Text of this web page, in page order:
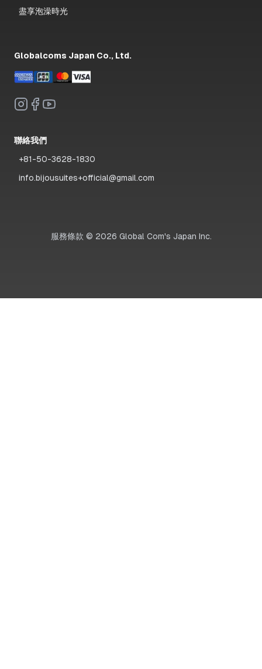
盡享泡澡時光
Globalcoms Japan Co., Ltd.
聯絡我們
+81-50-3628-1830
info.bijousuites+official@gmail.com
服務條款 © 2026 Global Com's Japan Inc.